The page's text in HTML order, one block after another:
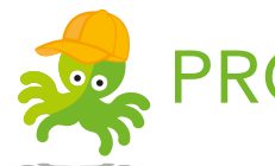
跳到主要內容